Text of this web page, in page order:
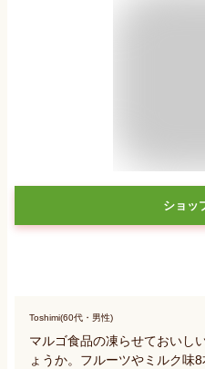
ショッ
Toshimi(60代・男性)
マルゴ食品の凍らせておいし
ょうか。フルーツやミルク味